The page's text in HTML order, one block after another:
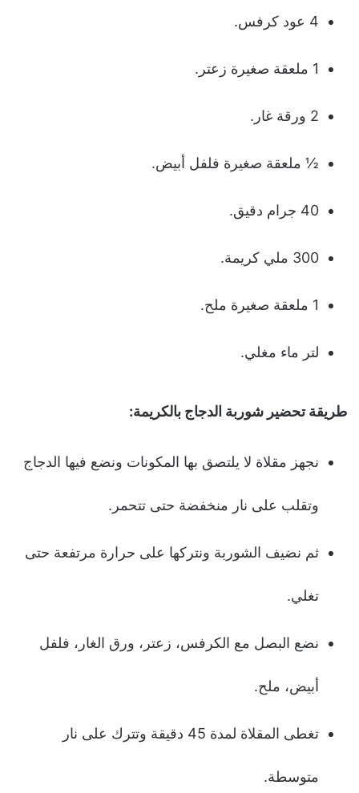
4 عود كرفس.
1 ملعقة صغيرة زعتر.
2 ورقة غار.
½ ملعقة صغيرة فلفل أبيض.
40 جرام دقيق.
300 ملي كريمة.
1 ملعقة صغيرة ملح.
لتر ماء مغلي.
طريقة تحضير شوربة الدجاج بالكريمة:
نجهز مقلاة لا يلتصق بها المكونات ونضع فيها الدجاج
وتقلب على نار منخفضة حتى تتحمر.
ثم نضيف الشوربة ونتركها على حرارة مرتفعة حتى
تغلي.
نضع البصل مع الكرفس، زعتر، ورق الغار، فلفل
أبيض، ملح.
تغطى المقلاة لمدة 45 دقيقة وتترك على نار
متوسطة.